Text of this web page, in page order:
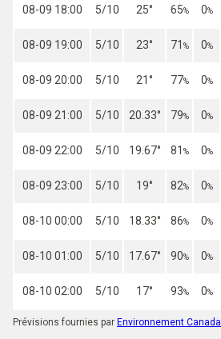
08-09 18:00 5/10 25° 65% 0%
08-09 19:00 5/10 23° 71 % 0%
08-09 20:00 5/10 21° 77% 0%
08-09 21:00 5/10 20.33° 79% 0%
08-09 22:00 5/10 19.67° 81 % 0%
08-09 23:00 5/10 19° 82% 0%
08-10 00:00 5/10 18.33° 86% 0%
08-10 01:00 5/10 17.67° 90% 0%
08-10 02:00 5/10 17° 93% 0%
Prévisions fournies par Environnement Canada